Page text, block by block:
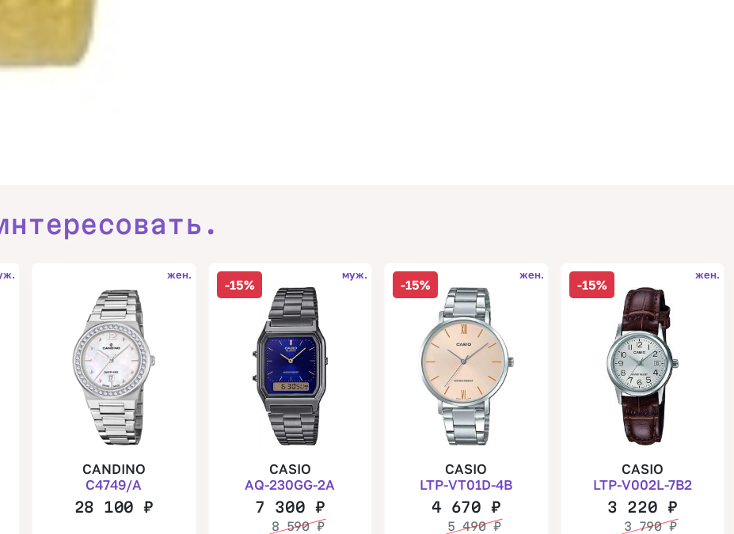
жен.
CANDINO
C4749/A
28 100₽
-15%
муж.
CASIO
AQ-230GG-2A
7 300 ₽
8 590₽
-15%
жен.
CASIO
LTP-VT01D-4B
4 670₽
5 490₽
-15%
жен.
CASIO
LTP-V002L-7B2
3 220 ₽
3 790₽